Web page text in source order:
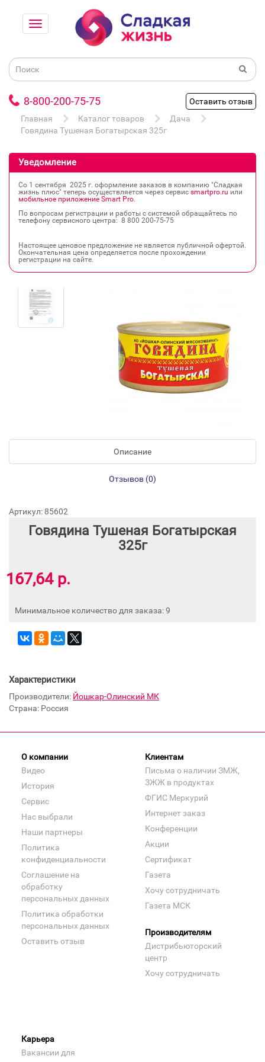
8-800-200-75-75
Оставить отзыв
Главная
Каталог товаров
Дача
Говядина Тушеная Богатырская 325г
Уведомление
Со 1 сентября 2025 г. оформление заказов в компанию "Сладкая
жизнь плюс" теперь осуществляется через сервис smartpro.ru или
мобильное приложение Smart Pro.
По вопросам регистрации и работы с системой обращайтесь по
телефону сервисного центра: 8 800 200‐75‐75
Настоящее ценовое предложение не является публичной офертой.
Окончательная цена определяется после прохождении
регистрации на сайте.
Описание
Отзывов (0)
Артикул: 85602
Говядина Тушеная Богатырская
325г
167,64 р.
Минимальное количество для заказа: 9
Характеристики
Производители: Йошкар-Олинский МК
Страна: Россия
О компании
Видео
История
Сервис
Нас выбрали
Наши партнеры
Политика
конфиденциальности
Соглашение на
обработку
персональных данных
Политика обработки
персональных данных
Оставить отзыв
Клиентам
Письма о наличии ЗМЖ,
ЗЖЖ в продуктах
ФГИС Меркурий
Интернет заказ
Конференции
Акции
Сертификат
Газета
Хочу сотрудничать
Газета МСК
Производителям
Дистрибьюторский
центр
Хочу сотрудничать
Карьера
Вакансии для